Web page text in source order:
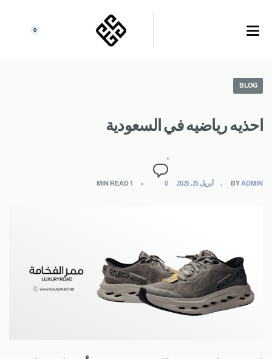
0
BLOG
احذيه رياضيه في السعودية
BYADMIN أبريل 25, 2025 0
1 MIN READ